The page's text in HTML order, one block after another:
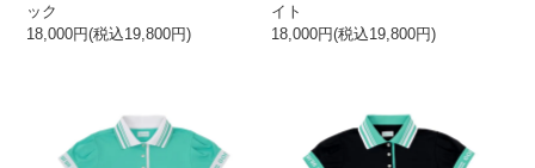
ック
18,000円(税込19,800円)
イト
18,000円(税込19,800円)